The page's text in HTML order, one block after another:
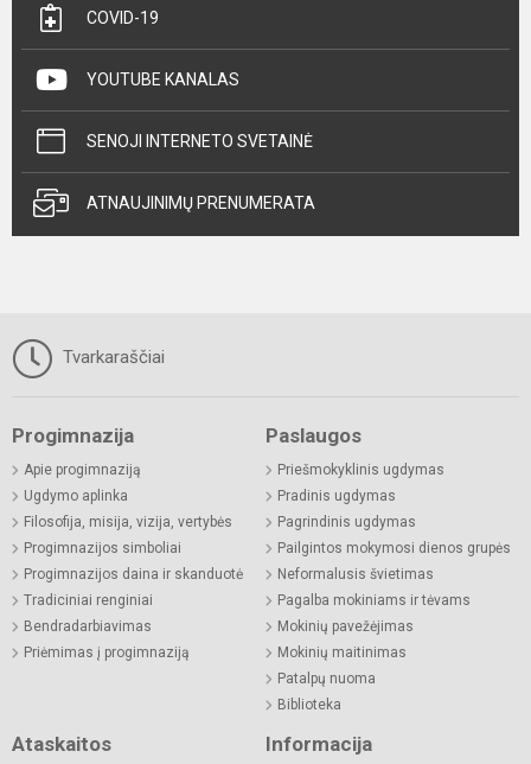
COVID-19
YOUTUBE KANALAS
SENOJI INTERNETO SVETAINĖ
ATNAUJINIMŲ PRENUMERATA
Tvarkaraščiai
Progimnazija
Apie progimnaziją
Ugdymo aplinka
Filosofija, misija, vizija, vertybės
Progimnazijos simboliai
Progimnazijos daina ir skanduotė
Tradiciniai renginiai
Bendradarbiavimas
Priėmimas į progimnaziją
Paslaugos
Priešmokyklinis ugdymas
Pradinis ugdymas
Pagrindinis ugdymas
Pailgintos mokymosi dienos grupės
Neformalusis švietimas
Pagalba mokiniams ir tėvams
Mokinių pavežėjimas
Mokinių maitinimas
Patalpų nuoma
Biblioteka
Ataskaitos Informacija